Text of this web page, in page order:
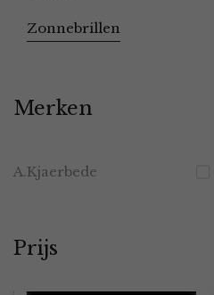
Zonnebrillen
Merken
A.Kjaerbede
Prijs